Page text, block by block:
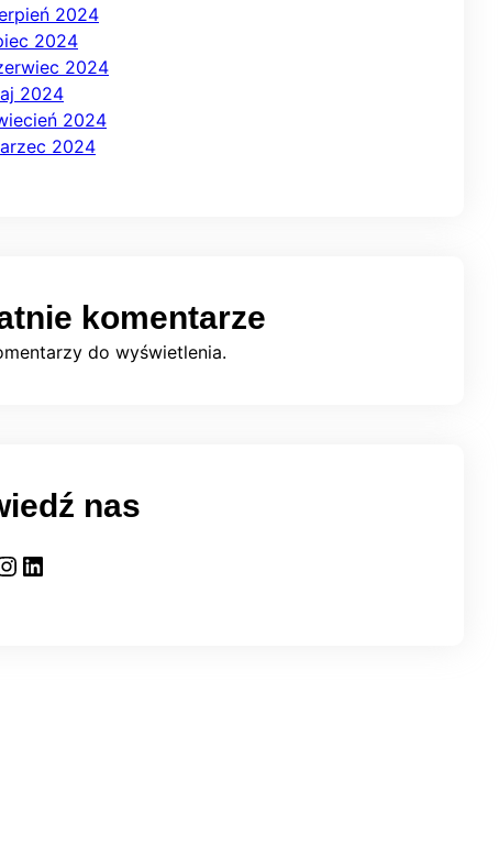
2024
2024
2024
2024
2024
2024
komentarze
do wyświetlenia.
nas
LinkedIn